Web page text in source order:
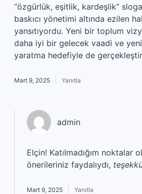
“özgürlük, eşitlik, kardeşlik”
baskıcı yönetimi altında ezilen
yansıtıyordu. Yeni bir toplum
daha iyi bir gelecek vaadi ve
yaratma hedefiyle de
Mart 9, 2025 Yanıtla
admin
Elçin! Katılmadığım noktalar
önerileriniz faydalıydı,
Mart 9, 2025 Yanıtla